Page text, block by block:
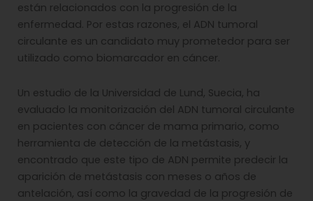
están relacionados con la progresión de la
enfermedad. Por estas razones, el ADN tumoral
circulante es un candidato muy prometedor para ser
utilizado como biomarcador en cáncer.
Un estudio de la Universidad de Lund, Suecia, ha
evaluado la monitorización del ADN tumoral circulante
en pacientes con cáncer de mama primario, como
herramienta de detección de la metástasis, y
encontrado que este tipo de ADN permite predecir la
aparición de metástasis con meses o años de
antelación, así como la gravedad de la progresión de